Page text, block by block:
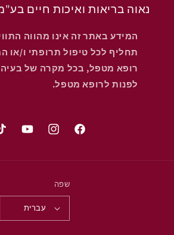
נאוה בריאות ואיכות חיים
המידע באתר זה אינו מהווה
תחליף לכל טיפול תרופתי ו/או
רופא מטפל, בכל מקרה של בעיה
לפנות לרופא מטפל.
פייסבוקאינסטגרם
יוטיוב
שפה
עברית